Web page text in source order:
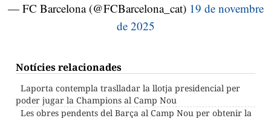
— FC Barcelona (@FCBarcelona_cat) 19 de novembre
de 2025
Notícies relacionades
Laporta contempla traslladar la llotja presidencial per
poder jugar la Champions al Camp Nou
Les obres pendents del Barça al Camp Nou per obtenir la